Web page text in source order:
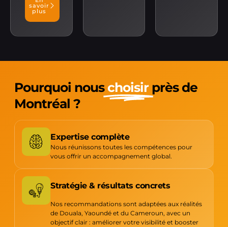
savoir
plus
Pourquoi nouschoisir près de
Montréal ?
Expertise complète
Nous réunissons toutes les compétences pour
vous offrir un accompagnement global.
Stratégie & résultats concrets
Nos recommandations sont adaptées aux réalités
de Douala, Yaoundé et du Cameroun, avec un
objectif clair : améliorer votre visibilité et booster